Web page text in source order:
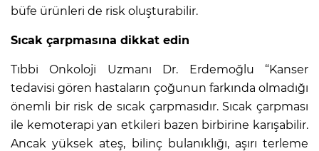
büfe ürünleri de risk oluşturabilir.
Sıcak çarpmasına dikkat edin
Tıbbi Onkoloji Uzmanı Dr. Erdemoğlu “Kanser
tedavisi gören hastaların çoğunun farkında olmadığı
önemli bir risk de sıcak çarpmasıdır. Sıcak çarpması
ile kemoterapi yan etkileri bazen birbirine karışabilir.
Ancak yüksek ateş, bilinç bulanıklığı, aşırı terleme